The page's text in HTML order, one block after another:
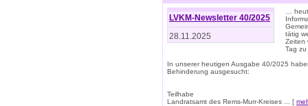
LVKM-Newsletter 40/2025
28.11.2025
…
tätig
Zeiten
Tag
In unserer heutigen Ausgabe 40/2025
Behinderung ausgesucht:
Teilhabe
Landratsamt des Rems-Murr-Kreises ... [